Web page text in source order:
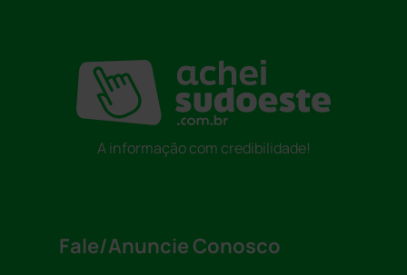
A informação com credibilidade!
Fale/Anuncie Conosco